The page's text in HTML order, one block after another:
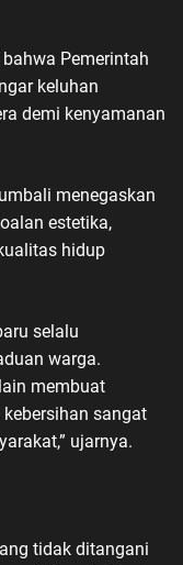
Pemerintah
keluhan
demi kenyamanan
menegaskan
estetika,
hidup
selalu
warga.
membuat
sangat
ujarnya.
tidak ditangani